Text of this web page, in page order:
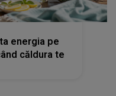
energia pe
căldura te